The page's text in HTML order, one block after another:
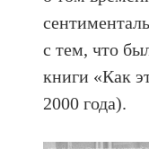
с тем, что
книги «Как
2000 года).